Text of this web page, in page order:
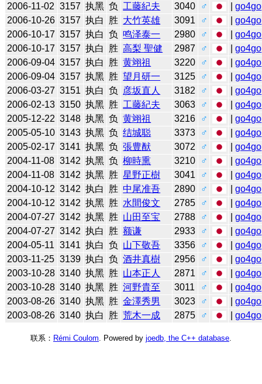
2006-11-02 3157 执黑 负 工藤紀夫 3040 ♂ |go4go
2006-10-26 3157 执白 胜 大竹英雄 3091 ♂ |go4go
2006-10-17 3157 执白 负 鸣泽泰一 2980 ♂ |go4go
2006-10-17 3157 执白 胜 高梨 聖健 2987 ♂ |go4go
2006-09-04 3157 执白 胜 黄翊祖 3220 ♂ |go4go
2006-09-04 3157 执黑 胜 望月研一 3125 ♂ |go4go
2006-03-27 3151 执白 负 彦坂直人 3182 ♂ |go4go
2006-02-13 3150 执黑 胜 工藤紀夫 3063 ♂ |go4go
2005-12-22 3148 执黑 负 黄翊祖 3216 ♂ |go4go
2005-05-10 3143 执黑 负 结城聪 3373 ♂ |go4go
2005-02-17 3141 执黑 负 張豊猷 3072 ♂ |go4go
2004-11-08 3142 执黑 负 柳時熏 3210 ♂ |go4go
2004-11-08 3142 执黑 胜 星野正樹 3041 ♂ |go4go
2004-10-12 3142 执白 胜 中尾准吾 2890 ♂ |go4go
2004-10-12 3142 执黑 胜 水間俊文 2785 ♂ |go4go
2004-07-27 3142 执黑 胜 山田至宝 2788 ♂ |go4go
2004-07-27 3142 执白 胜 额谦 2933 ♂ |go4go
2004-05-11 3141 执白 负 山下敬吾 3356 ♂ |go4go
2003-11-25 3139 执白 负 酒井真樹 2956 ♂ |go4go
2003-10-28 3140 执黑 胜 山本正人 2871 ♂ |go4go
2003-10-28 3140 执黑 胜 河野貴至 3011 ♂ |go4go
2003-08-26 3140 执黑 胜 金澤秀男 3023 ♂ |go4go
2003-08-26 3140 执白 胜 荒木一成 2875 ♂ |go4go
联系： Rémi Coulom . Powered by joedb, the C++ database